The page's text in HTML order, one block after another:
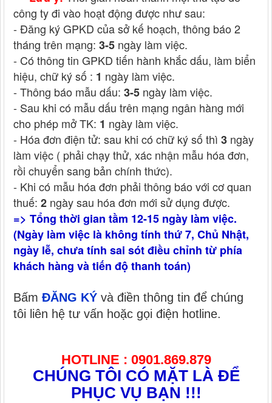
công ty đi vào hoạt động được như sau:
- Đăng ký GPKD của sở kế hoạch, thông báo 2
tháng trên mạng: 3-5 ngày làm việc.
- Có thông tin GPKD tiến hành khắc dấu, làm biển
hiệu, chữ ký số : 1 ngày làm việc.
- Thông báo mẫu dấu: 3-5 ngày làm việc.
- Sau khi có mẫu dấu trên mạng ngân hàng mới
cho phép mở TK: 1 ngày làm việc.
- Hóa đơn điện tử: sau khi có chữ ký số thì 3 ngày
làm việc ( phải chạy thử, xác nhận mẫu hóa đơn,
rồi chuyển sang bản chính thức).
- Khi có mẫu hóa đơn phải thông báo với cơ quan
thuế: 2 ngày sau hóa đơn mới sử dụng được.
=> Tổng thời gian tầm 12-15 ngày làm việc.
(Ngày làm việc là không tính thứ 7, Chủ Nhật,
ngày lễ, chưa tính sai sót điều chỉnh từ phía
khách hàng và tiến độ thanh toán)
Bấm ĐĂNG KÝ và điền thông tin để chúng
tôi liên hệ tư vấn hoặc gọi điện hotline.
HOTLINE : 0901.869.879
CHÚNG TÔI CÓ MẶT LÀ ĐỂ
PHỤC VỤ BẠN !!!